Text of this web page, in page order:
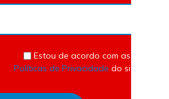
Estou de acordo com as
Políticas de Privacidade do site.